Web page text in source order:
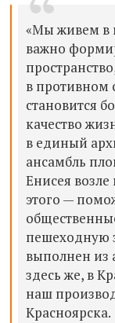
«Мы живем в
важно
в противном
становится
качество
в единый
ансамбль
Енисея
этого —
пешеходную
выполнен из
здесь же, в
наш
Красноярска.